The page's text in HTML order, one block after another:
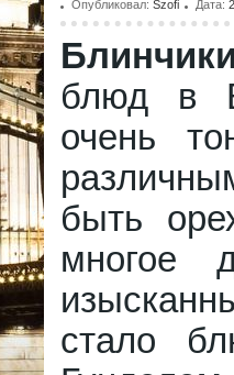
Опубликовал: Szofi Дата:
Блинчики
блюд в
очень
быть
многое
стало